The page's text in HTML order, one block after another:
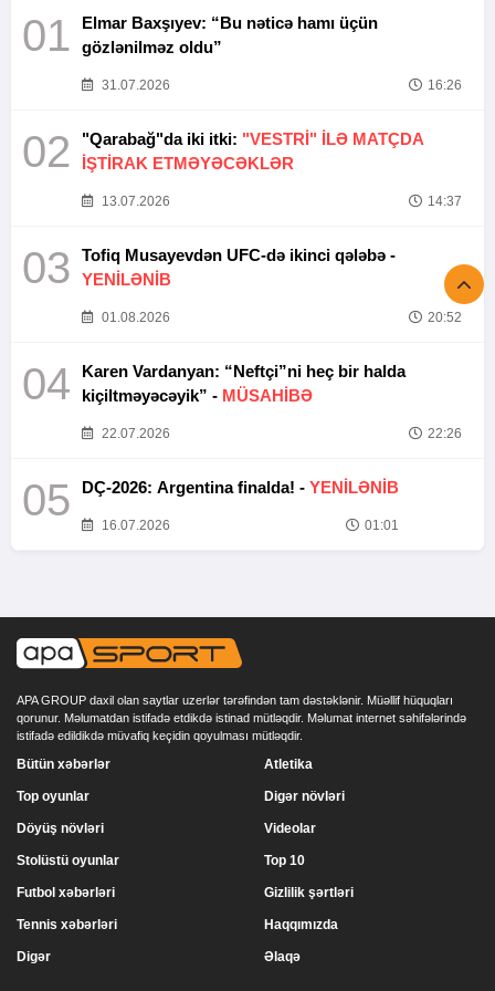
01
Elmar Baxşıyev: “Bu nəticə hamı üçün
gözlənilməz oldu”
31.07.2026 16:26
02 "Qarabağ"da iki itki: "VESTRİ" İLƏ MATÇDA
İŞTİRAK ETMƏYƏCƏKLƏR
13.07.2026 14:37
03
Tofiq Musayevdən UFC-də ikinci qələbə -
YENİLƏNİB
01.08.2026 20:52
04
Karen Vardanyan: “Neftçi”ni heç bir halda
kiçiltməyəcəyik” - MÜSAHİBƏ
22.07.2026 22:26
05 DÇ-2026: Argentina finalda! - YENİLƏNİB
16.07.2026 01:01
APA GROUP daxil olan saytlar uzerlər tərəfindən tam dəstəklənir. Müəllif hüquqları
qorunur. Məlumatdan istifadə etdikdə istinad mütləqdir. Məlumat internet səhifələrində
istifadə edildikdə müvafiq keçidin qoyulması mütləqdir.
Bütün xəbərlər
Top oyunlar
Döyüş növləri
Stolüstü oyunlar
Atletika
Digər növləri
Videolar
Top 10
Futbol xəbərləri
Tennis xəbərləri
Digər
Gizlilik şərtləri
Haqqımızda
Əlaqə